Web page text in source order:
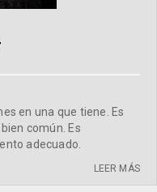
en una que tiene. Es
común. Es
adecuado.
LEER MÁS